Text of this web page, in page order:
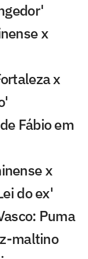
x
x
Fábio em
x
do ex'
Puma
maltino